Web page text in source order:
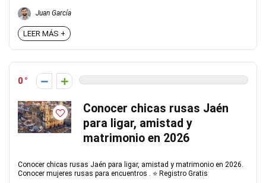
Juan García
LEER MÁS +
0
Conocer chicas rusas Jaén
para ligar, amistad y
matrimonio en 2026
Conocer chicas rusas Jaén para ligar, amistad y matrimonio en 2026.
Conocer mujeres rusas para encuentros . ⭐ Registro Gratis